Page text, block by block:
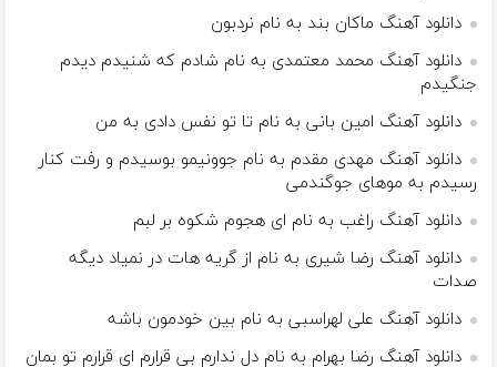
دانلود آهنگ ماکان بند به نام نردبون
دانلود آهنگ محمد معتمدی به نام شادم که شنیدم دیدم
جنگیدم
دانلود آهنگ امین بانی به نام تا تو نفس دادی به من
دانلود آهنگ مهدی مقدم به نام جوونیمو بوسیدم و رفت کنار
رسیدم به موهای جوگندمی
دانلود آهنگ راغب به نام ای هجوم شکوه بر لبم
دانلود آهنگ رضا شیری به نام از گریه هات در نمیاد دیگه
صدات
دانلود آهنگ علی لهراسبی به نام بین خودمون باشه
دانلود آهنگ رضا بهرام به نام دل ندارم بی قرارم ای قرارم تو بمان